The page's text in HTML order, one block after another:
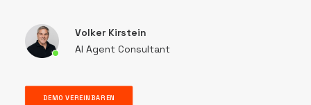
Volker Kirstein
AI Agent Consultant
DEMO VEREINBAREN